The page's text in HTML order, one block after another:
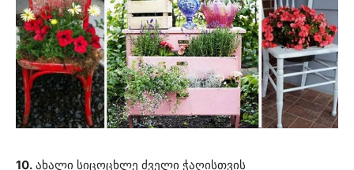
10. ახალი სიცოცხლე ძველი ჭაღისთვის